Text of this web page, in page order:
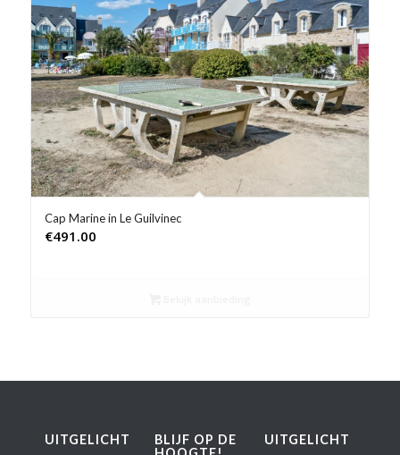
Product Maximaal aantal personen
Product Prijs vanaf €
Product Rating
Product Reisorganisatie
Product Type vakantie
Product Wifi
Cap Marine in Le Guilvinec
€491.00
UITGELICHT
BLIJF OP DE
UITGELICHT